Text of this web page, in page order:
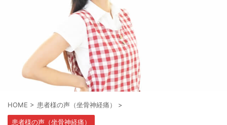
HOME > 患者様の声（坐骨神経痛） >
患者様の声（坐骨神経痛）